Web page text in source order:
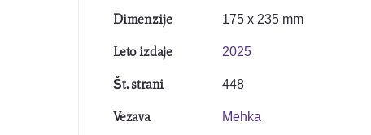
Dimenzije 175 x 235 mm
Leto izdaje 2025
Št. strani 448
Vezava Mehka